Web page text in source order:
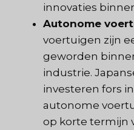
innovaties
Autonome
voertuigen zijn
geworden
industrie.
investeren fors
autonome
op korte termijn